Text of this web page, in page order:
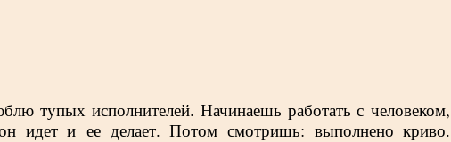
тупых исполнителей. Начинаешь работать с человеком,
идет и ее делает. Потом смотришь: выполнено криво.